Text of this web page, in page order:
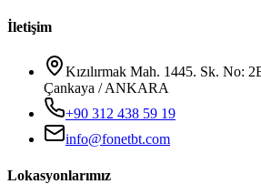
İletişim
Kızılırmak Mah. 1445. Sk. No:
Çankaya / ANKARA
+90 312 438 59 19
info@fonetbt.com
Lokasyonlarımız